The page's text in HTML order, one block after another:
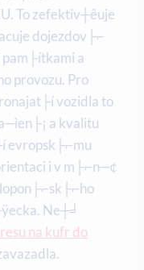
To zefektiv┼êuje
dojezdov├⌐
a
provozu. Pro
vozidla to
a kvalitu
evropsk├⌐mu
i v m├⌐n─¢
Ne┼╛
na kufr do